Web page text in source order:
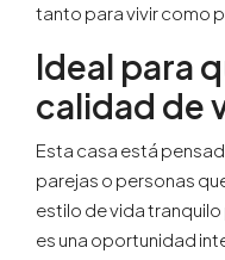
tanto para vivir como
Ideal para
calidad de
Esta casa está
parejas o personas
estilo de vida
es una oportunidad